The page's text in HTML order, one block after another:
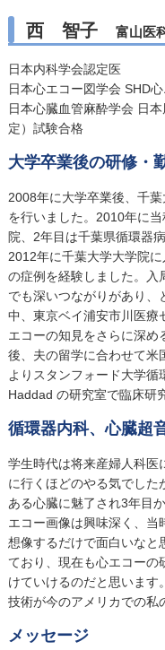
西 智子 富山医
日本内科学会認定医
日本心エコー図学会 SHD
日本心臓血管麻酔学会 日
定）試験合格
大学卒業後の研修・
2008年に大学卒業後、千
を行いました。2010年に
院、2年目は千葉県循環器
2012年に千葉大学大学院
の症例を経験しました。入
でも深いつながりがあり、
中、東京ベイ浦安市川医療
エコーの知見をさらに深
後、夫の留学に合わせて米
よりスタンフォード大学循
Haddad の研究室で臨床研
循環器内科、心臓超
学生時代は将来産婦人科医
に行くほどのやる気でした
ある心臓に魅了され3年目
エコー画像は興味深く、当
想像するだけで面白いなと
ており、現在も心エコーの
けていけるのだと思います
技術が今のアメリカでの私
メッセージ